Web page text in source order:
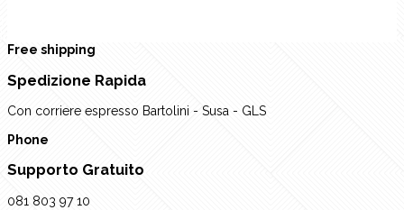
Free shipping
Spedizione Rapida
Con corriere espresso Bartolini - Susa - GLS
Phone
Supporto Gratuito
081 803 97 10